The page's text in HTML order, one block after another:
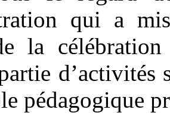
qui a
la
d’activités
pédagogique